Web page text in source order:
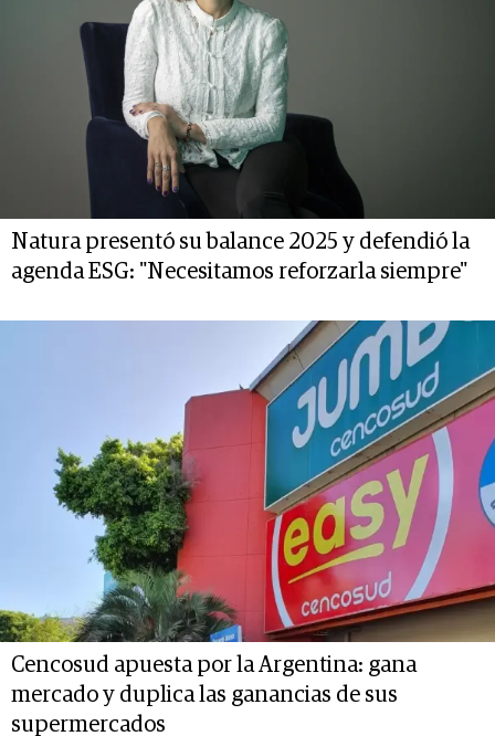
Natura presentó su balance 2025 y defendió la
agenda ESG: "Necesitamos reforzarla siempre"
Cencosud apuesta por la Argentina: gana
mercado y duplica las ganancias de sus
supermercados